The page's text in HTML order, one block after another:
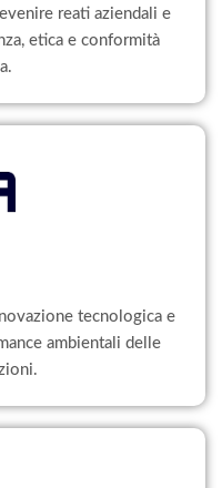
reati aziendali e
etica e conformità
tecnologica e
ambientali delle